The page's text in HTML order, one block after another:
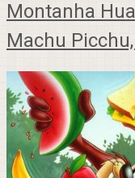
Montanha
Machu